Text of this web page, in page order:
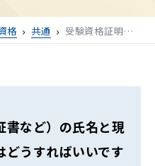
格 共通 受験資格証明書（卒業証書など）の氏名と現在の氏名が異なる場合はどうすればいいですか。
書など）の氏名と現
どうすればいいです